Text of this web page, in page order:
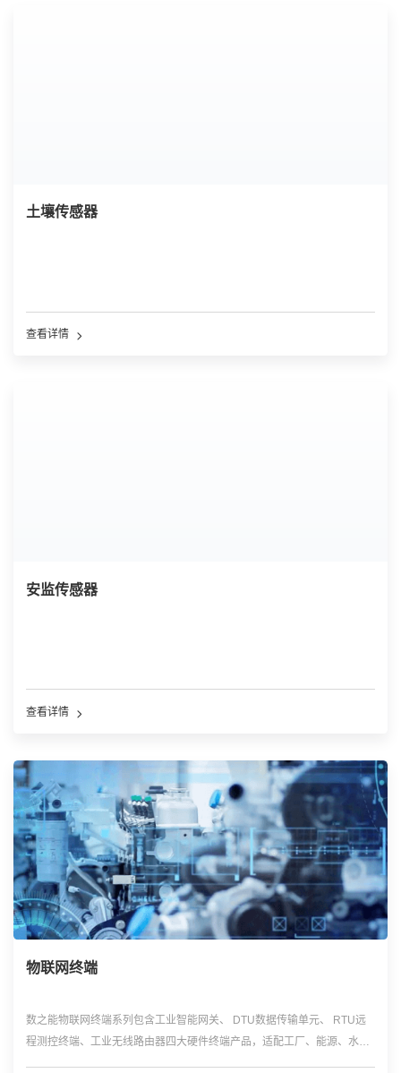
土壤传感器
查看详情
安监传感器
查看详情
物联网终端
数之能物联网终端系列包含工业智能网关、 DTU数据传输单元、 RTU远
程测控终端、工业无线路由器四大硬件终端产品，适配工厂、能源、水